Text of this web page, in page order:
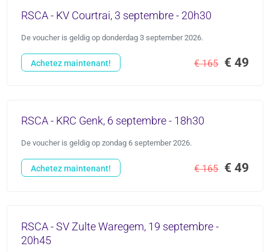
RSCA - KV Courtrai, 3 septembre - 20h30
De voucher is geldig op donderdag 3 september 2026.
€ 165 € 49
Achetez maintenant!
RSCA - KRC Genk, 6 septembre - 18h30
De voucher is geldig op zondag 6 september 2026.
€ 165 € 49
Achetez maintenant!
RSCA - SV Zulte Waregem, 19 septembre -
20h45